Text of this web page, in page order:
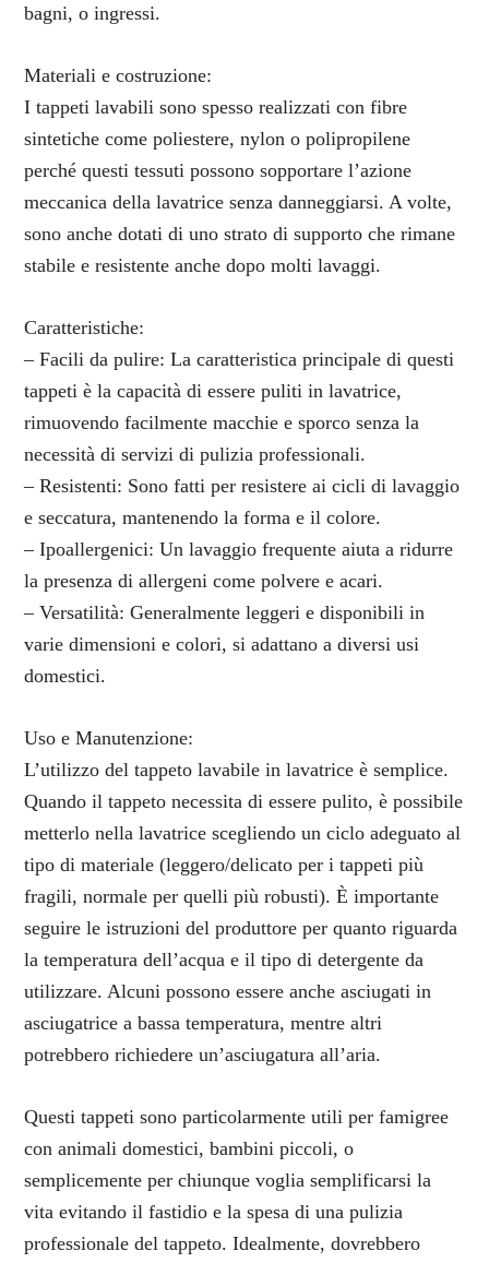
bagni, o ingressi.
Materiali e costruzione:
I tappeti lavabili sono spesso realizzati con fibre
sintetiche come poliestere, nylon o polipropilene
perché questi tessuti possono sopportare l’azione
meccanica della lavatrice senza danneggiarsi. A volte,
sono anche dotati di uno strato di supporto che rimane
stabile e resistente anche dopo molti lavaggi.
Caratteristiche:
– Facili da pulire: La caratteristica principale di questi
tappeti è la capacità di essere puliti in lavatrice,
rimuovendo facilmente macchie e sporco senza la
necessità di servizi di pulizia professionali.
– Resistenti: Sono fatti per resistere ai cicli di lavaggio
e seccatura, mantenendo la forma e il colore.
– Ipoallergenici: Un lavaggio frequente aiuta a ridurre
la presenza di allergeni come polvere e acari.
– Versatilità: Generalmente leggeri e disponibili in
varie dimensioni e colori, si adattano a diversi usi
domestici.
Uso e Manutenzione:
L’utilizzo del tappeto lavabile in lavatrice è semplice.
Quando il tappeto necessita di essere pulito, è possibile
metterlo nella lavatrice scegliendo un ciclo adeguato al
tipo di materiale (leggero/delicato per i tappeti più
fragili, normale per quelli più robusti). È importante
seguire le istruzioni del produttore per quanto riguarda
la temperatura dell’acqua e il tipo di detergente da
utilizzare. Alcuni possono essere anche asciugati in
asciugatrice a bassa temperatura, mentre altri
potrebbero richiedere un’asciugatura all’aria.
Questi tappeti sono particolarmente utili per famigree
con animali domestici, bambini piccoli, o
semplicemente per chiunque voglia semplificarsi la
vita evitando il fastidio e la spesa di una pulizia
professionale del tappeto. Idealmente, dovrebbero